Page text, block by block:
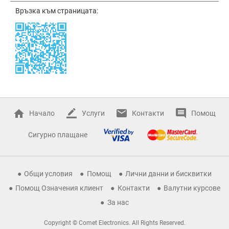
Връзка към страницата:
Начало Услуги Контакти Помощ
Сигурно плащане
Общи условия Помощ
Лични данни и бисквитки
Помощ Означения клиент
Контакти
Валутни курсове
За нас
Copyright © Comet Electronics. All Rights Reserved.